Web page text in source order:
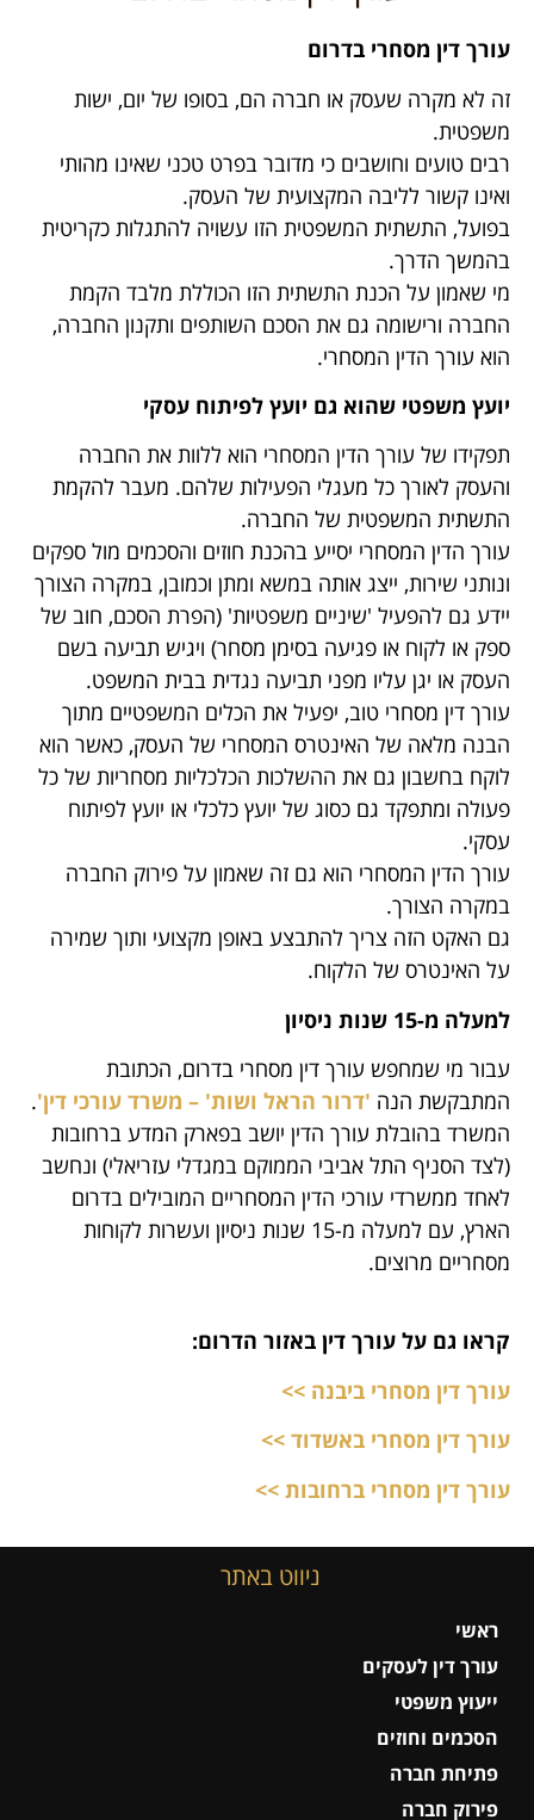
עורך דין מסחרי בדרום
זה לא מקרה שעסק או חברה הם, בסופו של יום, ישות
משפטית.
רבים טועים וחושבים כי מדובר בפרט טכני שאינו מהותי
ואינו קשור לליבה המקצועית של העסק.
בפועל, התשתית המשפטית הזו עשויה להתגלות כקריטית
בהמשך הדרך.
מי שאמון על הכנת התשתית הזו הכוללת מלבד הקמת
החברה ורישומה גם את הסכם השותפים ותקנון החברה,
הוא עורך הדין המסחרי.
יועץ משפטי שהוא גם יועץ לפיתוח עסקי
תפקידו של עורך הדין המסחרי הוא ללוות את החברה
והעסק לאורך כל מעגלי הפעילות שלהם. מעבר להקמת
התשתית המשפטית של החברה.
עורך הדין המסחרי יסייע בהכנת חוזים והסכמים מול ספקים
ונותני שירות, ייצג אותה במשא ומתן וכמובן, במקרה הצורך
יידע גם להפעיל 'שיניים משפטיות' (הפרת הסכם, חוב של
ספק או לקוח או פגיעה בסימן מסחר) ויגיש תביעה בשם
העסק או יגן עליו מפני תביעה נגדית בבית המשפט.
עורך דין מסחרי טוב, יפעיל את הכלים המשפטיים מתוך
הבנה מלאה של האינטרס המסחרי של העסק, כאשר הוא
לוקח בחשבון גם את ההשלכות הכלכליות מסחריות של כל
פעולה ומתפקד גם כסוג של יועץ כלכלי או יועץ לפיתוח
עסקי.
עורך הדין המסחרי הוא גם זה שאמון על פירוק החברה
במקרה הצורך.
גם האקט הזה צריך להתבצע באופן מקצועי ותוך שמירה
על האינטרס של הלקוח.
למעלה מ-15 שנות ניסיון
עבור מי שמחפש עורך דין מסחרי בדרום, הכתובת
המתבקשת הנה 'דרור הראל ושות' – משרד עורכי דין'.
המשרד בהובלת עורך הדין יושב בפארק המדע ברחובות
(לצד הסניף התל אביבי הממוקם במגדלי עזריאלי) ונחשב
לאחד ממשרדי עורכי הדין המסחריים המובילים בדרום
הארץ, עם למעלה מ-15 שנות ניסיון ועשרות לקוחות
מסחריים מרוצים.
קראו גם על עורך דין באזור הדרום:
עורך דין מסחרי ביבנה >>
עורך דין מסחרי באשדוד >>
עורך דין מסחרי ברחובות >>
ניווט באתר
ראשי
עורך דין לעסקים
ייעוץ משפטי
הסכמים וחוזים
פתיחת חברה
פירוק חברה